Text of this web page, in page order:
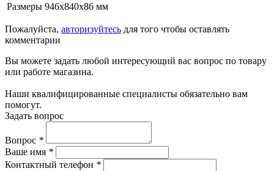
Размеры 946х840х86 мм
Пожалуйста, авторизуйтесь для того чтобы оставлять
комментарии
Вы можете задать любой интересующий вас вопрос по товару
или работе магазина.
Наши квалифицированные специалисты обязательно вам
помогут.
Задать вопрос
Вопрос *
Ваше имя *
Контактный телефон *